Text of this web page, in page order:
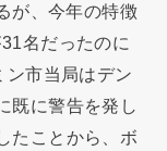
が、今年の特徴
名だったのに
ン市当局はデン
既に警告を発し
たことから、ボ